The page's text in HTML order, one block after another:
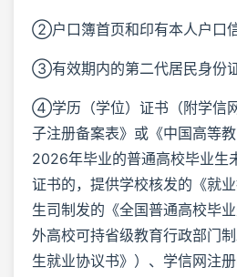
②户口簿首页和印有本人户口信
③有效期内的第二代居民身份证
④学历（学位）证书（附学信
子注册备案表》或《中国高等教
2026年毕业的普通高校毕业生
证书的，提供学校核发的《就
生司制发的《全国普通高校毕
外高校可持省级教育行政部门
生就业协议书》）、学信网注